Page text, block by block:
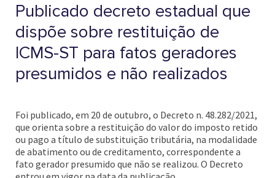
Publicado decreto estadual que
dispõe sobre restituição de
ICMS-ST para fatos geradores
presumidos e não realizados
Foi publicado, em 20 de outubro, o Decreto n. 48.282/2021,
que orienta sobre a restituição do valor do imposto retido
ou pago a título de substituição tributária, na modalidade
de abatimento ou de creditamento, correspondente a
fato gerador presumido que não se realizou. O Decreto